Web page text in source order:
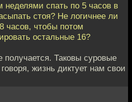
неделями спать по 5 часов в
стоя? Не логичнее ли
часов, чтобы потом
остальные 16?
получается. Таковы суровые
жизнь диктует нам свои